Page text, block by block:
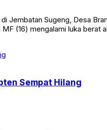
Sugeng, Desa
(16) mengalami luka berat
Sempat Hilang